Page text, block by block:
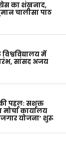
का शंखनाद,
चालीसा पाठ
में
सांसद अजय
पहल: सशक्त
कार्यालय
योजना’ शुरू